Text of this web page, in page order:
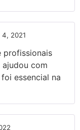
2021
profissionais
com
essencial na